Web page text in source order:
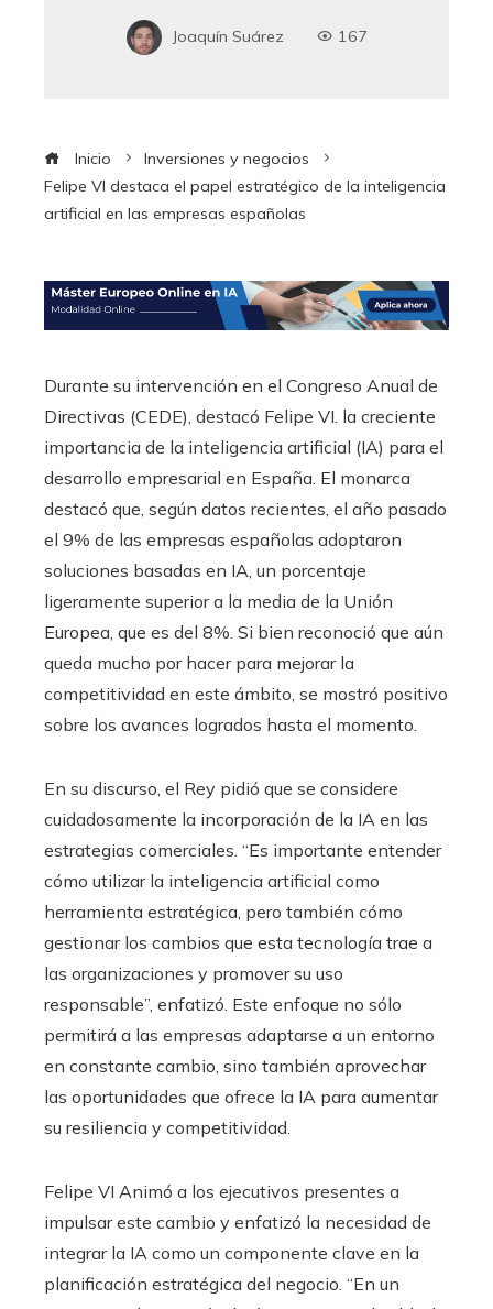
Joaquín Suárez 167
Inicio
Inversiones y negocios
Felipe VI destaca el papel estratégico de la inteligencia
artificial en las empresas españolas
Durante su intervención en el Congreso Anual de
Directivas (CEDE), destacó Felipe VI. la creciente
importancia de la inteligencia artificial (IA) para el
desarrollo empresarial en España. El monarca
destacó que, según datos recientes, el año pasado
el 9% de las empresas españolas adoptaron
soluciones basadas en IA, un porcentaje
ligeramente superior a la media de la Unión
Europea, que es del 8%. Si bien reconoció que aún
queda mucho por hacer para mejorar la
competitividad en este ámbito, se mostró positivo
sobre los avances logrados hasta el momento.
En su discurso, el Rey pidió que se considere
cuidadosamente la incorporación de la IA en las
estrategias comerciales. “Es importante entender
cómo utilizar la inteligencia artificial como
herramienta estratégica, pero también cómo
gestionar los cambios que esta tecnología trae a
las organizaciones y promover su uso
responsable”, enfatizó. Este enfoque no sólo
permitirá a las empresas adaptarse a un entorno
en constante cambio, sino también aprovechar
las oportunidades que ofrece la IA para aumentar
su resiliencia y competitividad.
Felipe VI Animó a los ejecutivos presentes a
impulsar este cambio y enfatizó la necesidad de
integrar la IA como un componente clave en la
planificación estratégica del negocio. “En un